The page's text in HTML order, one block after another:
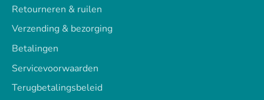
Retourneren & ruilen
Verzending & bezorging
Betalingen
Servicevoorwaarden
Terugbetalingsbeleid